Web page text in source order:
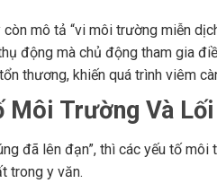
mô tả “vi môi trường miễn
động mà chủ động tham gia
thương, khiến quá trình viêm
Môi Trường Và
đã lên đạn”, thì các yếu tố
trong y văn.